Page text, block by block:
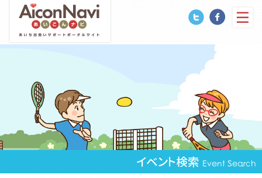
イベント検索 Event Search